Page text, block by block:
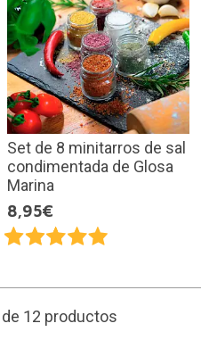
Set de 8 minitarros de sal
condimentada de Glosa
Marina
8,95€
12 productos